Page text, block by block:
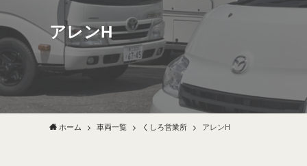
アレンH
ホーム 車両一覧 くしろ営業所 アレンH